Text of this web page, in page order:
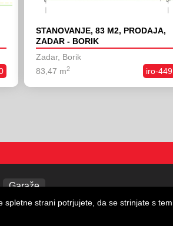
STANOVANJE, 83 M2, PRODAJA,
ZADAR - BORIK
Zadar, Borik
iro-449
83,47 m2
Garaže
strani potrjujete, da se strinjate s tem.